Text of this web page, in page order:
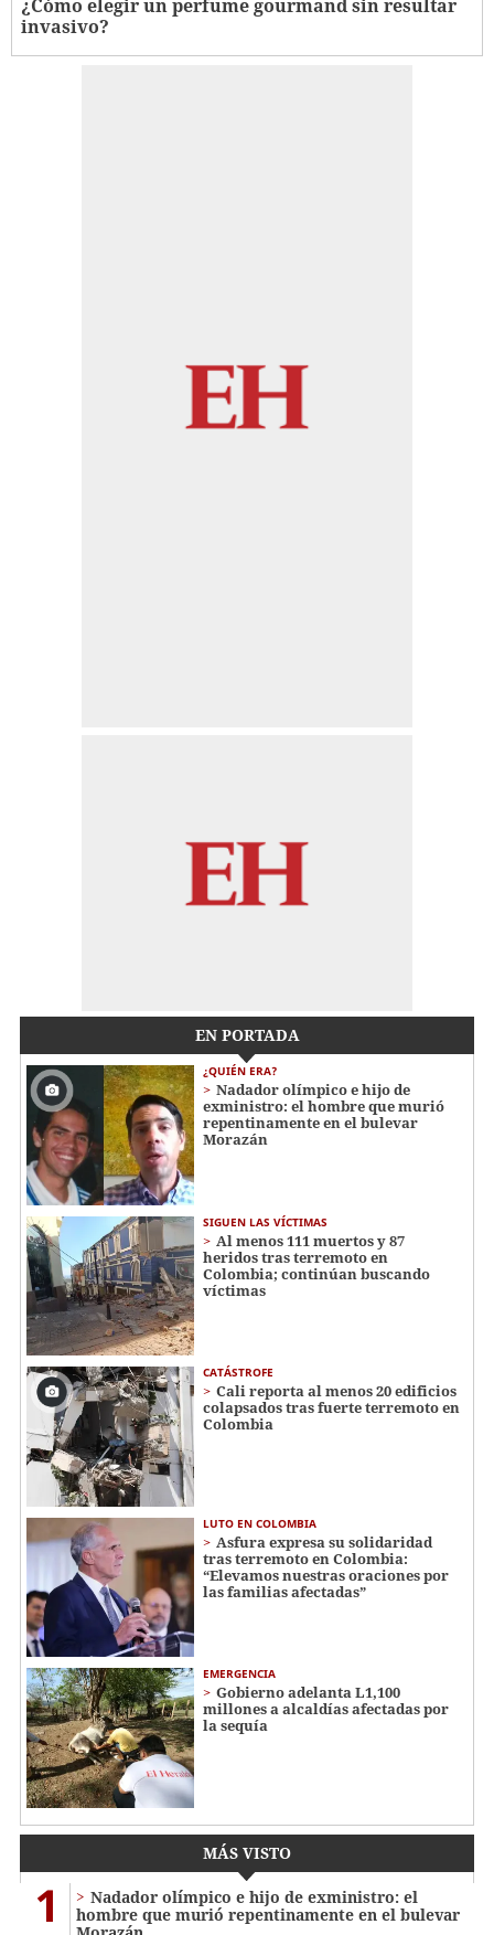
¿Cómo elegir un perfume gourmand sin resultar
invasivo?
EN PORTADA
¿QUIÉN ERA?
Nadador olímpico e hijo de
exministro: el hombre que murió
repentinamente en el bulevar
Morazán
SIGUEN LAS VÍCTIMAS
Al menos 111 muertos y 87
heridos tras terremoto en
Colombia; continúan buscando
víctimas
CATÁSTROFE
Cali reporta al menos 20 edificios
colapsados tras fuerte terremoto en
Colombia
LUTO EN COLOMBIA
Asfura expresa su solidaridad
tras terremoto en Colombia:
“Elevamos nuestras oraciones por
las familias afectadas”
EMERGENCIA
Gobierno adelanta L1,100
millones a alcaldías afectadas por
la sequía
MÁS VISTO
1
Nadador olímpico e hijo de exministro: el
hombre que murió repentinamente en el bulevar